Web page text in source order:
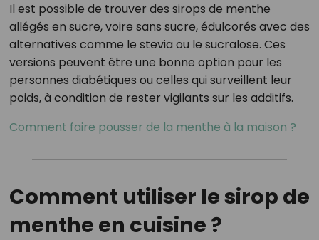
Il est possible de trouver des sirops de menthe
allégés en sucre, voire sans sucre, édulcorés avec des
alternatives comme le stevia ou le sucralose. Ces
versions peuvent être une bonne option pour les
personnes diabétiques ou celles qui surveillent leur
poids, à condition de rester vigilants sur les additifs.
Comment faire pousser de la menthe à la maison ?
Comment utiliser le sirop de
menthe en cuisine ?